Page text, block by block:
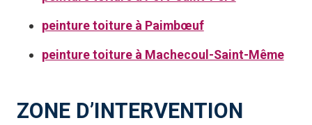
peinture toiture à Paimbœuf
peinture toiture à Machecoul-Saint-Même
ZONE D’INTERVENTION